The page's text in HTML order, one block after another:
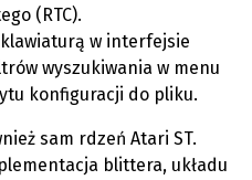
(RTC).
w interfejsie
wyszukiwania w menu
konfiguracji do pliku.
sam rdzeń Atari ST.
blittera, układu